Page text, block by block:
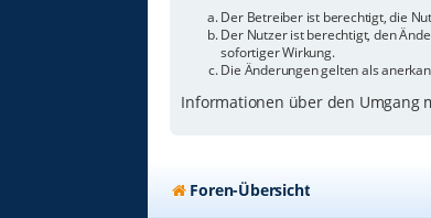
Der Betreiber ist berechtigt, die
Der Nutzer ist berechtigt, den
sofortiger Wirkung.
Die Änderungen gelten als
Informationen über den Umgang
Foren-Übersicht